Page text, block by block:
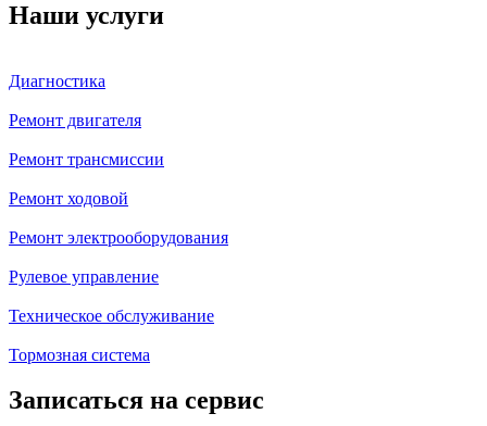
Наши услуги
Диагностика
Ремонт двигателя
Ремонт трансмиссии
Ремонт ходовой
Ремонт электрооборудования
Рулевое управление
Техническое обслуживание
Тормозная система
Записаться на сервис